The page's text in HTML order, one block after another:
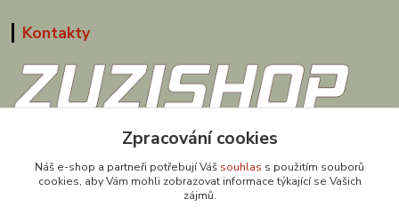
Kontakty
obchod@zuzishop.cz
Zpracování cookies
Náš e-shop a partneři potřebují Váš souhlas s použitím souborů
cookies, aby Vám mohli zobrazovat informace týkající se Vašich
zájmů.